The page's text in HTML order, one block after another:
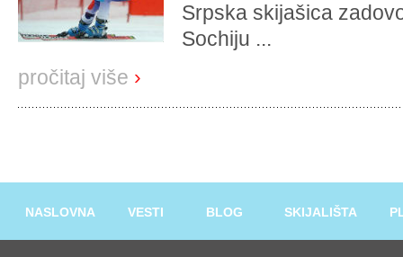
Srpska skijašica
Sochiju ...
pročitaj više ›
NASLOVNA VESTI BLOG SKIJALIŠTA